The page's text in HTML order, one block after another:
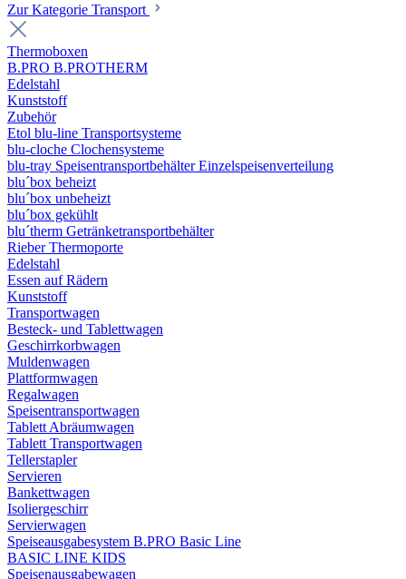
Zur Kategorie Transport
Thermoboxen
B.PRO B.PROTHERM
Edelstahl
Kunststoff
Zubehör
Etol blu-line Transportsysteme
blu-cloche Clochensysteme
blu-tray Speisentransportbehälter Einzelspeisenverteilung
blu´box beheizt
blu´box unbeheizt
blu´box gekühlt
blu´therm Getränketransportbehälter
Rieber Thermoporte
Edelstahl
Essen auf Rädern
Kunststoff
Transportwagen
Besteck- und Tablettwagen
Geschirrkorbwagen
Muldenwagen
Plattformwagen
Regalwagen
Speisentransportwagen
Tablett Abräumwagen
Tablett Transportwagen
Tellerstapler
Servieren
Bankettwagen
Isoliergeschirr
Servierwagen
Speiseausgabesystem B.PRO Basic Line
BASIC LINE KIDS
Speisenausgabewagen